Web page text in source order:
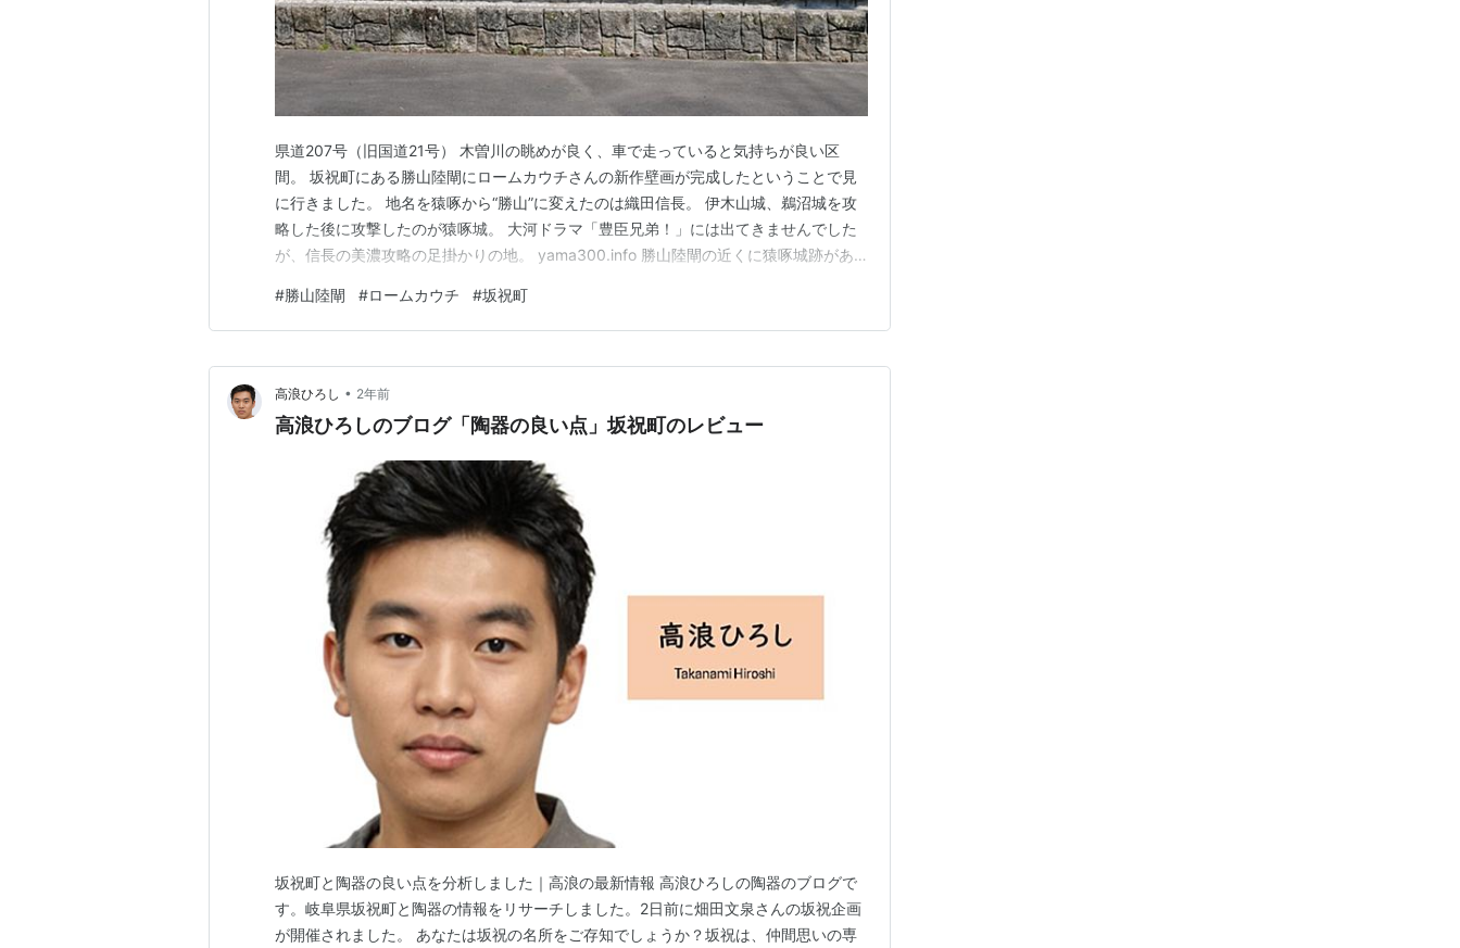
県道207号（旧国道21号） 木曽川の眺めが良く、車で走っていると気持ちが良い区
間。 坂祝町にある勝山陸閘にロームカウチさんの新作壁画が完成したということで見
に行きました。 地名を猿啄から“勝山”に変えたのは織田信長。 伊木山城、鵜沼城を攻
略した後に攻撃したのが猿啄城。 大河ドラマ「豊臣兄弟！」には出てきませんでした
が、信長の美濃攻略の足掛かりの地。 yama300.info 勝山陸閘の近くに猿啄城跡があ
山陸閘。 岐阜市にある大宮陸閘、長良陸閘と似ています。 直近だと、2021年（令和3
年）に木曽川増水時に勝山…
#勝山陸閘 #ロームカウチ #坂祝町
高浪ひろし • 2年前
高浪ひろしのブログ「陶器の良い点」坂祝町のレビュー
坂祝町と陶器の良い点を分析しました｜高浪の最新情報 高浪ひろしの陶器のブログで
す。岐阜県坂祝町と陶器の情報をリサーチしました。2日前に畑田文泉さんの坂祝企画
が開催されました。 あなたは坂祝の名所をご存知でしょうか？坂祝は、仲間思いの専